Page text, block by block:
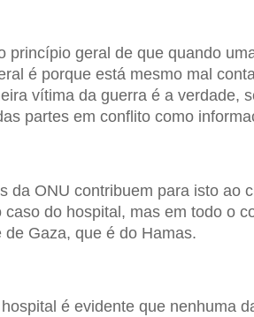
princípio geral de que quando
é porque está mesmo mal
vítima da guerra é a verdade,
partes em conflito como
da ONU contribuem para isto ao
do hospital, mas em todo o
Gaza, que é do Hamas.
é evidente que nenhuma